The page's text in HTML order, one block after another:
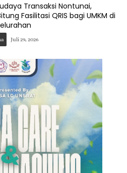
Transaksi Nontunai,
Fasilitasi QRIS bagi UMKM di
Juli 29, 2026